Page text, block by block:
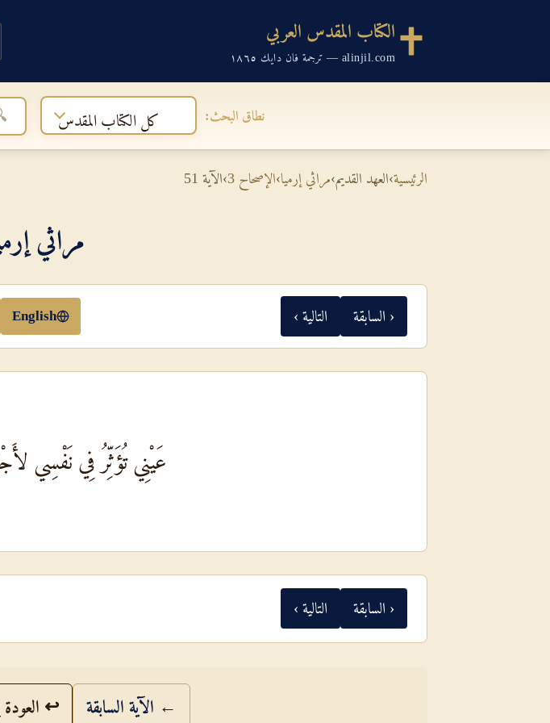
الكتاب المقدس العربي
alinjil.com — ترجمة فان دايك ١٨٦٥
نطاق البحث: كل الكتاب المقدس
الرئيسية›العهد القديم›مراثي إرميا›الإصحاح 3 ›الآية 51
مراثي إرميا
‹ السابقة التالية › English
عَيْنِي تُؤَثِّرُ فِي نَفْسِي
‹ السابقة التالية ›
← الآية السابقة ↩ العودة